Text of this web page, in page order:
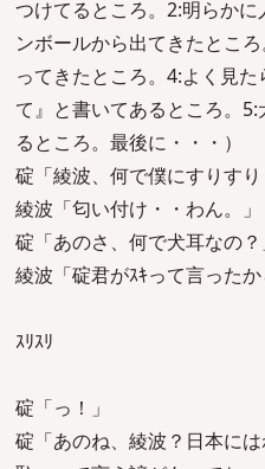
つけてるところ。2:明らか
ンボールから出てきたとこ
ってきたところ。4:よく見
て』と書いてあるところ。
るところ。最後に・・・）
碇「綾波、何で僕にすりすり
綾波「匂い付け・・わん。」
碇「あのさ、何で犬耳なの？
綾波「碇君がｽｷって言ったか
ｽﾘｽﾘ
碇「っ！」
碇「あのね、綾波？日本に